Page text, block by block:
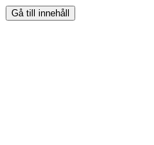
Gå till innehåll